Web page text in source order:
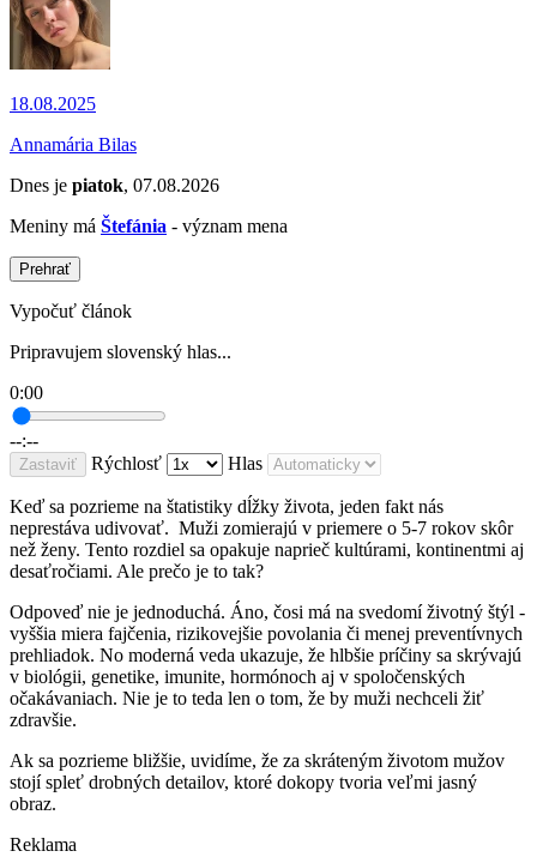
18.08.2025
Annamária Bilas
Dnes je piatok, 07.08.2026
Meniny má Štefánia - význam mena
Prehrať
Vypočuť článok
Pripravujem slovenský hlas...
0:00
--:--
Zastaviť Rýchlosť Hlas
Keď sa pozrieme na štatistiky dĺžky života, jeden fakt nás
neprestáva udivovať. Muži zomierajú v priemere o 5-7 rokov skôr
než ženy. Tento rozdiel sa opakuje naprieč kultúrami, kontinentmi aj
desaťročiami. Ale prečo je to tak?
Odpoveď nie je jednoduchá. Áno, čosi má na svedomí životný štýl -
vyššia miera fajčenia, rizikovejšie povolania či menej preventívnych
prehliadok. No moderná veda ukazuje, že hlbšie príčiny sa skrývajú
v biológii, genetike, imunite, hormónoch aj v spoločenských
očakávaniach. Nie je to teda len o tom, že by muži nechceli žiť
zdravšie.
Ak sa pozrieme bližšie, uvidíme, že za skráteným životom mužov
stojí spleť drobných detailov, ktoré dokopy tvoria veľmi jasný
obraz.
Reklama